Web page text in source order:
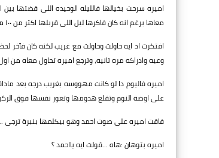
اميره سرحت بخيالها فالليله الوحيده اللى قضتها
معاها برغم انه كان فاكرها ليل اللى قربلها اكتر من ١٠٠ مره وبتقارن بينها وبين لمسات احمد ليها اللى كانت عامله زى مخالب وحش كانت بتقطع فجسمها ....
افتكرت اد ايه حاولت وحاولت مع غريب لكنه كان فآخر
وعيه وادراكه مره تانيه، وترجع اميره تحاول معاه من
اميره فاليوم دا لو كانت مهووسه بغريب درجه بعد
على اوضة النوم وتقلع هدومها وتعور نفسها فوق
فاقت اميره على صوت احمد وهو بيكلمها بنبرة
اميره بتوهان :هاه ...قولت ايه يااحمد ؟